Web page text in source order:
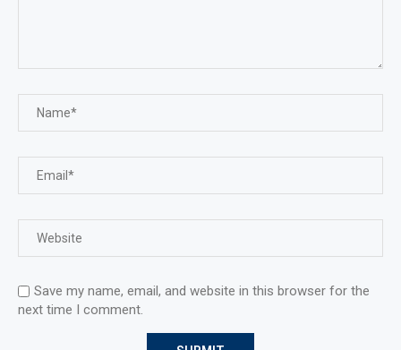
Save my name, email, and website in this browser for the
next time I comment.